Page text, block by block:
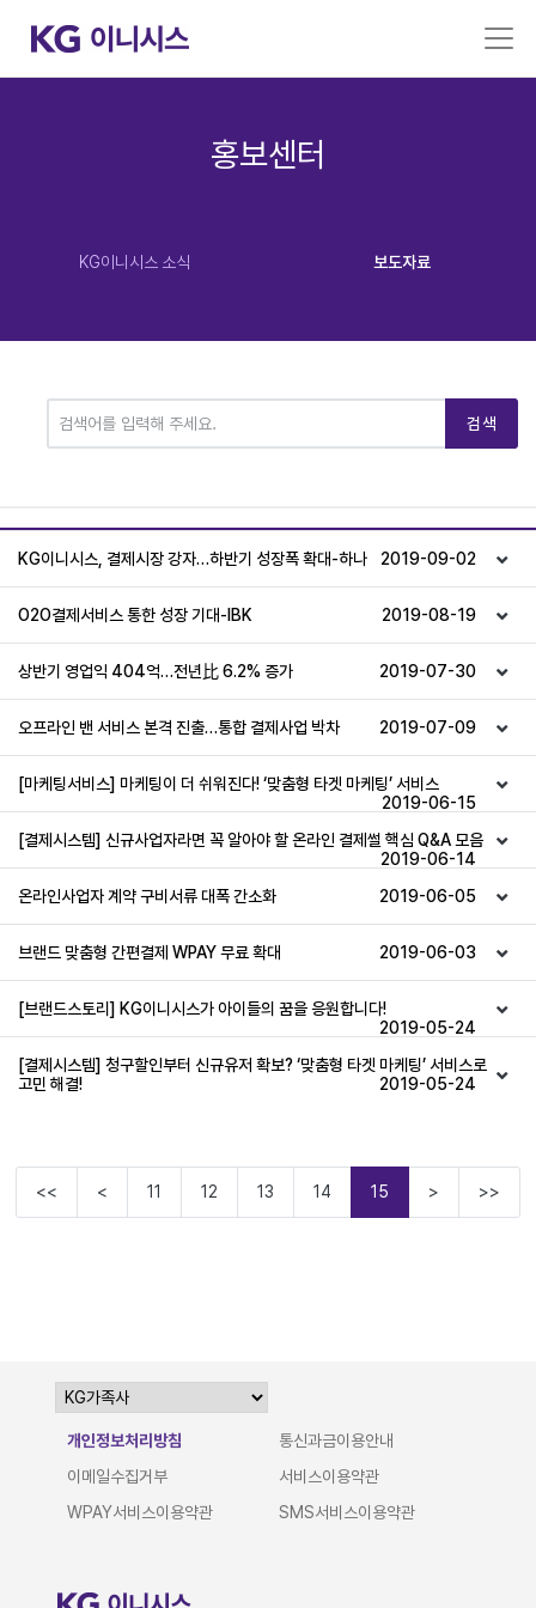
홍보센터
KG이니시스 소식 보도자료
검색
KG이니시스, 결제시장 강자…하반기 성장폭 확대-하나 2019-09-02
O2O결제서비스 통한 성장 기대-IBK 2019-08-19
상반기 영업익 404억…전년比 6.2% 증가 2019-07-30
오프라인 밴 서비스 본격 진출…통합 결제사업 박차 2019-07-09
[마케팅서비스] 마케팅이 더 쉬워진다! ‘맞춤형 타겟 마케팅’ 서비스
2019-06-15
[결제시스템] 신규사업자라면 꼭 알아야 할 온라인 결제썰 핵심 Q&A 모음
2019-06-14
온라인사업자 계약 구비서류 대폭 간소화
2019-06-05
브랜드 맞춤형 간편결제 WPAY 무료 확대 2019-06-03
[브랜드스토리] KG이니시스가 아이들의 꿈을 응원합니다!
2019-05-24
[결제시스템] 청구할인부터 신규유저 확보? ‘맞춤형 타겟 마케팅’ 서비스로
고민 해결!
2019-05-24
<< < 11 12 13 14 15 > >>
개인정보처리방침
통신과금이용안내
이메일수집거부
서비스이용약관
WPAY서비스이용약관
SMS서비스이용약관